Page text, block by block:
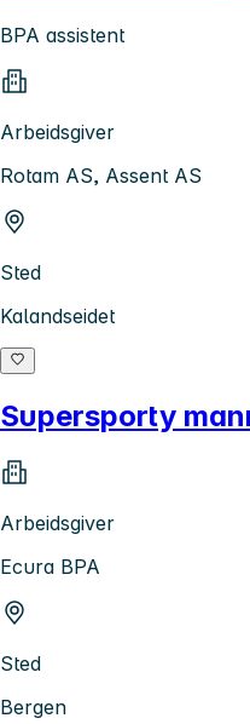
BPA assistent
Arbeidsgiver
Rotam AS, Assent AS
Sted
Kalandseidet
Supersporty
Arbeidsgiver
Ecura BPA
Sted
Bergen